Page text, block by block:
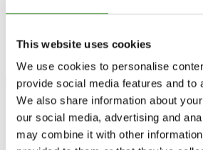
This website uses cookies
We use cookies to personalise
provide social media features and to
We also share information about
our social media, advertising and
may combine it with other
Update dealer data
Frittstående